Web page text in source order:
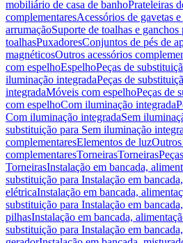
mobiliário de casa de banhoPrateleiras
complementaresAcessórios de gavetas
arrumaçãoSuporte de toalhas e ganchos
toalhasPuxadoresConjuntos de pés de
magnéticosOutros acessórios
com espelhoEspelhoPeças de
iluminação integradaPeças de
integradaMóveis com espelhoPeças de
com espelhoCom iluminação integrada
Com iluminação integradaSem
substituição para Sem iluminação
complementaresElementos de luzOutros
complementaresTorneirasTorneiras
TorneirasInstalação em bancada,
substituição para Instalação em
elétricaInstalação em bancada,
substituição para Instalação em
pilhasInstalação em bancada,
substituição para Instalação em